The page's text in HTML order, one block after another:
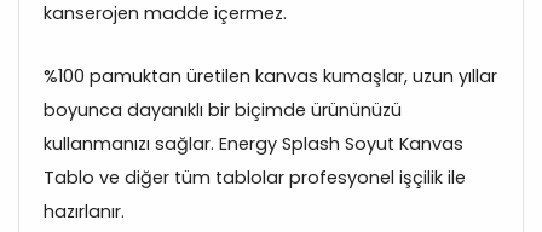
kanserojen madde içermez.
%100 pamuktan üretilen kanvas kumaşlar, uzun yıllar
boyunca dayanıklı bir biçimde ürününüzü
kullanmanızı sağlar. Energy Splash Soyut Kanvas
Tablo ve diğer tüm tablolar profesyonel işçilik ile
hazırlanır.